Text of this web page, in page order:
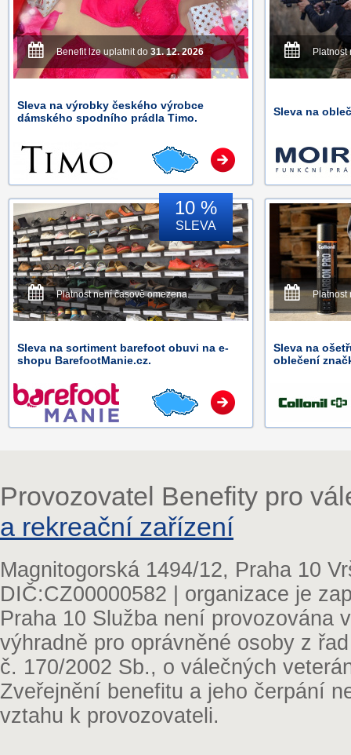
Benefit lze uplatnit do 31. 12. 2026
Sleva na výrobky českého výrobce
dámského spodního prádla Timo.
Platnost
Sleva na
10 %
SLEVA
Platnost není časově omezena.
Sleva na sortiment barefoot obuvi na e-
shopu BarefootManie.cz.
Platnost
Sleva na
oblečení
Provozovatel Benefity pro
a rekreační zařízení
Magnitogorská 1494/12, Praha 10
DIČ:CZ00000582 | organizace je
Praha 10 Služba není provozována
výhradně pro oprávněné osoby z
č. 170/2002 Sb., o válečných
Zveřejnění benefitu a jeho čerpání
vztahu k provozovateli.